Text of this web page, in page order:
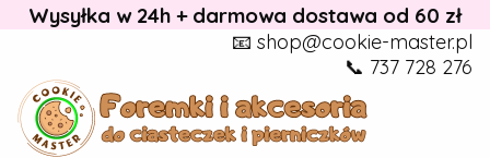
Wysyłka w 24h + darmowa dostawa od 60 zł
📧 shop@cookie-master.pl
📞 737 728 276